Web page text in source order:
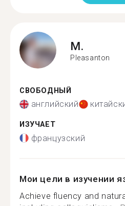
M.
Pleasanton
СВОБОДНЫЙ
английский
ИЗУЧАЕТ
французский
Мои цели в изучении
Achieve fluency and